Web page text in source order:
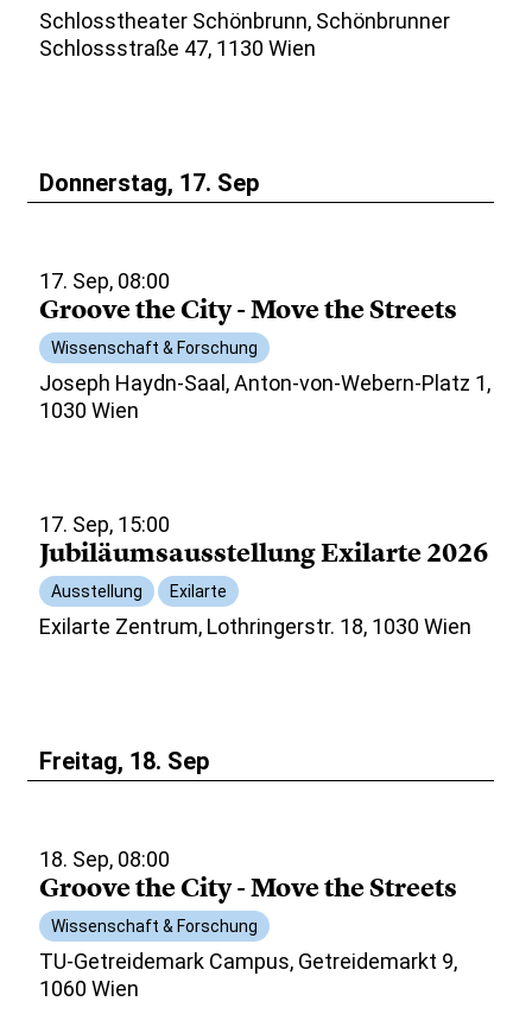
Schlosstheater Schönbrunn, Schönbrunner
Schlossstraße 47, 1130 Wien
Donnerstag, 17. Sep
17. Sep, 08:00
Groove the City - Move the Streets
Wissenschaft & Forschung
Joseph Haydn-Saal, Anton-von-Webern-Platz 1,
1030 Wien
17. Sep, 15:00
Jubiläumsausstellung Exilarte 2026
Ausstellung Exilarte
Exilarte Zentrum, Lothringerstr. 18, 1030 Wien
Freitag, 18. Sep
18. Sep, 08:00
Groove the City - Move the Streets
Wissenschaft & Forschung
TU-Getreidemark Campus, Getreidemarkt 9,
1060 Wien